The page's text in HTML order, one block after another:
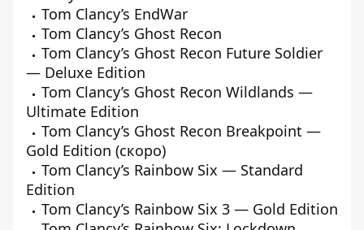
Tom Clancy’s EndWar
Tom Clancy’s Ghost Recon
Tom Clancy’s Ghost Recon Future Soldier
— Deluxe Edition
Tom Clancy’s Ghost Recon Wildlands —
Ultimate Edition
Tom Clancy’s Ghost Recon Breakpoint —
Gold Edition (скоро)
Tom Clancy’s Rainbow Six — Standard
Edition
Tom Clancy’s Rainbow Six 3 — Gold Edition